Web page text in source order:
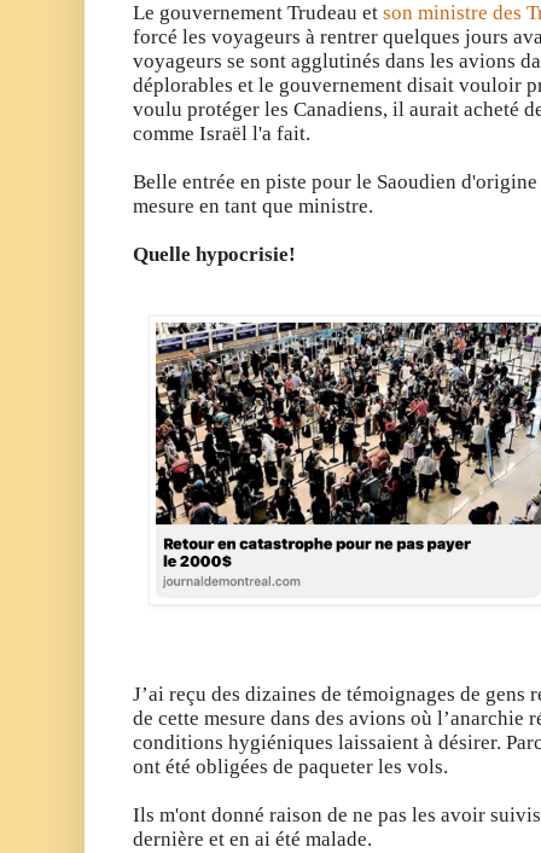
Le gouvernement Trudeau et son ministre des
forcé les voyageurs à rentrer quelques jours
voyageurs se sont agglutinés dans les avions
déplorables et le gouvernement disait vouloir
voulu protéger les Canadiens, il aurait acheté
comme Israël l'a fait.
Belle entrée en piste pour le Saoudien d'origine
mesure en tant que ministre.
Quelle hypocrisie!
J’ai reçu des dizaines de témoignages de gens
de cette mesure dans des avions où l’anarchie
conditions hygiéniques laissaient à désirer.
ont été obligées de paqueter les vols.
Ils m'ont donné raison de ne pas les avoir
dernière et en ai été malade.